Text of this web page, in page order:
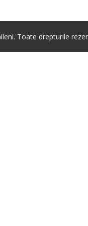
Toate drepturile